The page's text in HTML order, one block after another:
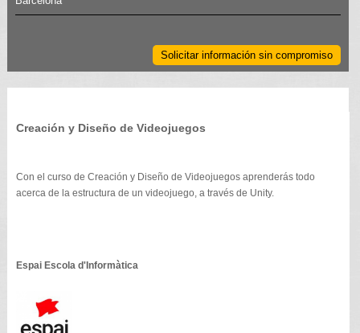
Solicitar información sin compromiso
Creación y Diseño de Videojuegos
Con el curso de Creación y Diseño de Videojuegos aprenderás todo
acerca de la estructura de un videojuego, a través de Unity.
Espai Escola d'Informàtica